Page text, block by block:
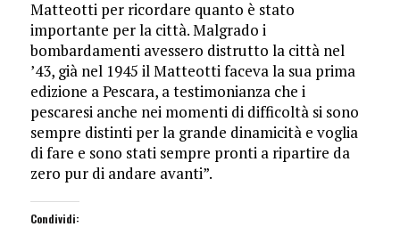
Matteotti per ricordare quanto è stato
importante per la città. Malgrado i
bombardamenti avessero distrutto la città nel
’43, già nel 1945 il Matteotti faceva la sua prima
edizione a Pescara, a testimonianza che i
pescaresi anche nei momenti di difficoltà si sono
sempre distinti per la grande dinamicità e voglia
di fare e sono stati sempre pronti a ripartire da
zero pur di andare avanti”.
Condividi: